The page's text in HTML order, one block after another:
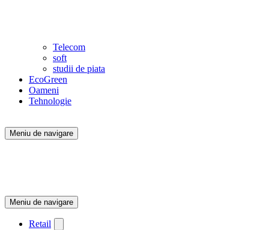
Telecom
soft
studii de piata
EcoGreen
Oameni
Tehnologie
Meniu de navigare
Meniu de navigare
Retail